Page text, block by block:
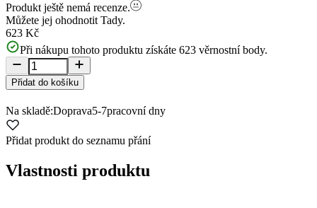
Produkt ještě nemá recenze.
Můžete jej ohodnotit Tady.
623 Kč
Při nákupu tohoto produktu získáte 623 věrnostní body.
Přidat do košíku
Na skladě:Doprava5-7pracovní dny
Přidat produkt do seznamu přání
Vlastnosti produktu